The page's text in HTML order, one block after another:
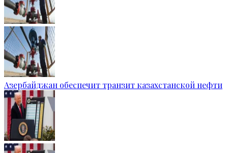
Азербайджан обеспечит транзит казахстанской нефти